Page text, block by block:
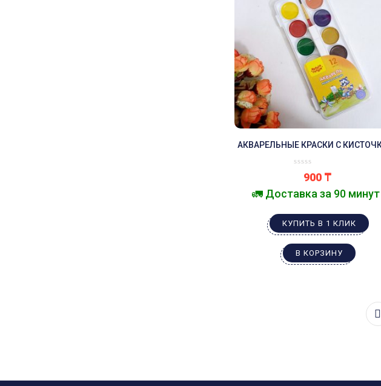
АКВАРЕЛЬНЫЕ КРАСКИ С
900 ₸
🚛 Доставка за 90 минут
КУПИТЬ В 1 КЛИК
В КОРЗИНУ